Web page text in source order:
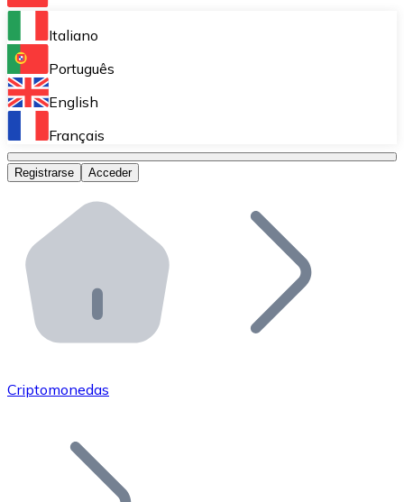
Bitnovo Ramp
Integra nuestra solución en tu plataforma.
Bitnovo Giftcards
Bitnovo OTC
Bitnovo ATM
Integra un ATM Bitnovo en tu negocio y permite que
Bitnovo API
Integra nuestra API en tu ecosistema.
Únete a nuestra red de distribuidores.
Añade tu proyecto a nuestro ecosistema.
Italiano
Português
English
Français
Registrarse Acceder
Criptomonedas